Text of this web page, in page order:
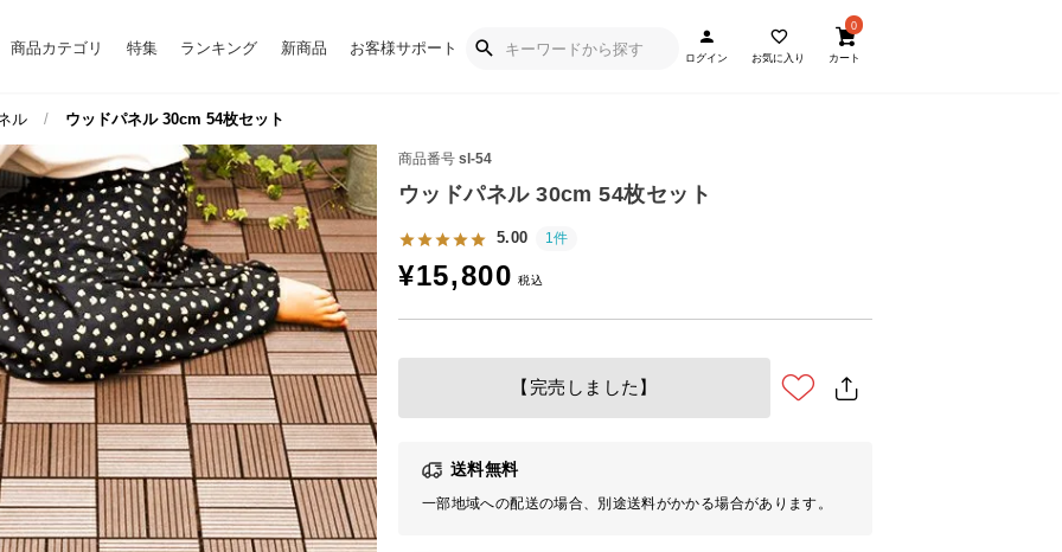
商品カテゴリ 特集 ランキング 新商品 お客様サポート
ログイン お気に入り
0
カート
ル ウッドパネル 30cm 54枚セット
商品番号 sl-54
ウッドパネル 30cm 54枚セット
5.00 1件
¥15,800
【完売しました】
送料無料
一部地域への配送の場合、別途送料がかかる場合があります。